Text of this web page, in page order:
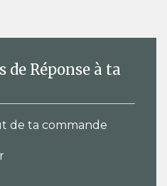
de Réponse à ta
de ta commande